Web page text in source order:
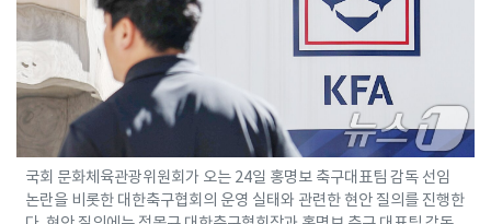
국회 문화체육관광위원회가 오는 24일 홍명보 축구대표팀 감독 선임
논란을 비롯한 대한축구협회의 운영 실태와 관련한 현안 질의를 진행한